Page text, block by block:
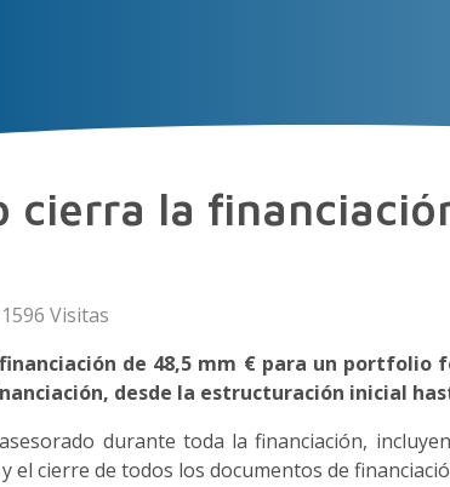
cierra la
1596 Visitas
de 48,5 mm € para un portfolio
desde la estructuración inicial
durante toda la financiación,
el cierre de todos los documentos de